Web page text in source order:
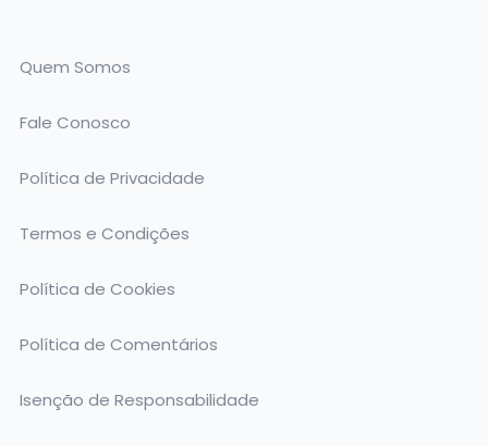
Quem Somos
Fale Conosco
Política de Privacidade
Termos e Condições
Política de Cookies
Política de Comentários
Isenção de Responsabilidade